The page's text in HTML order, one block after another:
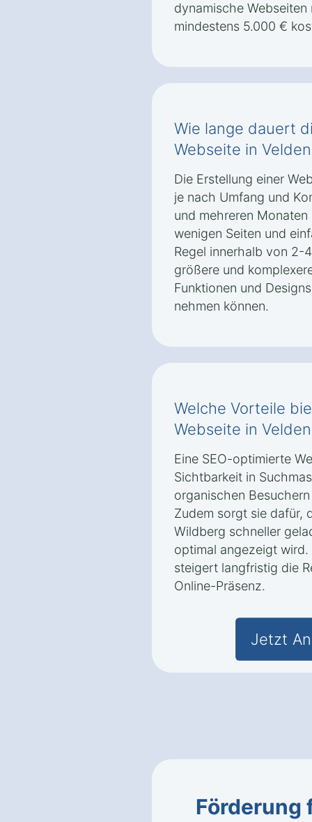
dynamische
mindestens 5.000 €
Wie lange dauert
Webseite in
Die Erstellung einer
je nach Umfang und
und mehreren
wenigen Seiten und
Regel innerhalb von 2-
größere und
Funktionen und
nehmen können.
Welche Vorteile
Webseite in
Eine SEO-optimierte
Sichtbarkeit in
organischen
Zudem sorgt sie dafür,
Wildberg schneller
optimal angezeigt
steigert langfristig die
Online-Präsenz.
Jetzt
Förderung